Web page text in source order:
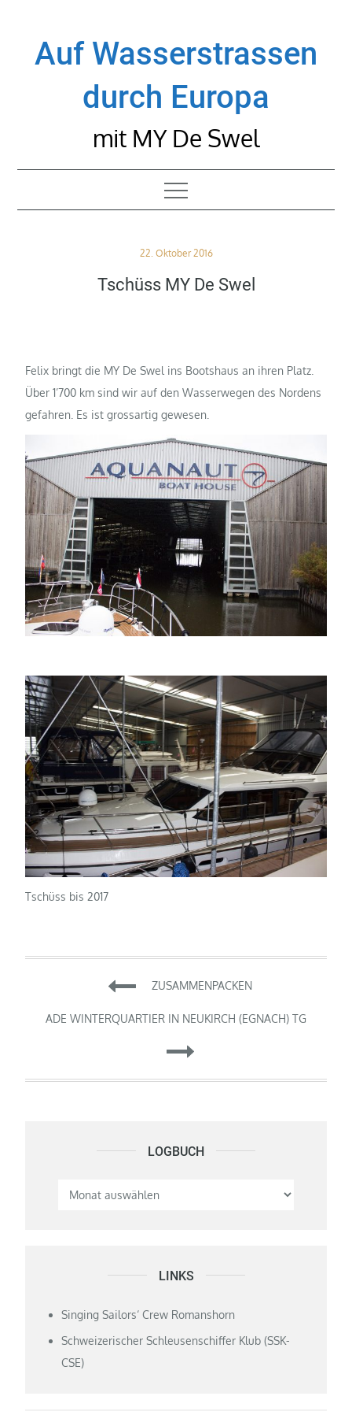
contentAuf Wasserstrassen
durch Europa
mit MY De Swel
Posted
22. Oktober 2016
Tschüss MY De Swel
Felix bringt die MY De Swel ins Bootshaus an ihren Platz.
Über 1’700 km sind wir auf den Wasserwegen des Nordens
gefahren. Es ist grossartig gewesen.
Tschüss bis 2017
Beitragsnavigation
ZUSAMMENPACKEN
ADE WINTERQUARTIER IN NEUKIRCH (EGNACH) TG
LOGBUCH Logbuch
LINKS
Singing Sailors‘ Crew Romanshorn
Schweizerischer Schleusenschiffer Klub (SSK-
CSE)